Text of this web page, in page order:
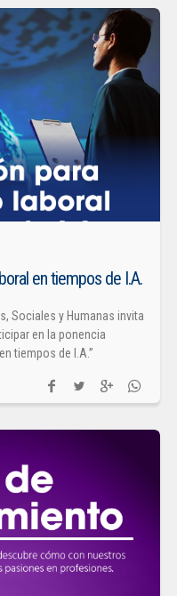
en tiempos de I.A.
Sociales y Humanas invita
en la ponencia
tiempos de I.A.”